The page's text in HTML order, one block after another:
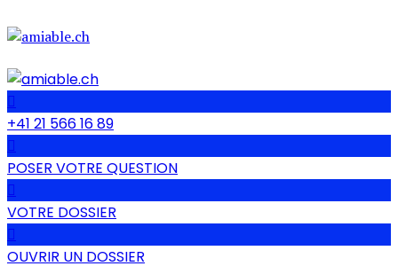
+41 21 566 16 89
POSER VOTRE QUESTION
VOTRE DOSSIER
OUVRIR UN DOSSIER